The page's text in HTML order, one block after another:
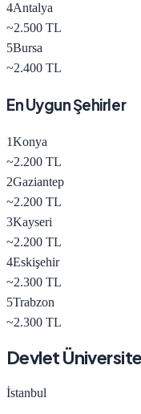
4Antalya
~2.500 TL
5Bursa
~2.400 TL
En Uygun Şehirler
1Konya
~2.200 TL
2Gaziantep
~2.200 TL
3Kayseri
~2.200 TL
4Eskişehir
~2.300 TL
5Trabzon
~2.300 TL
Devlet
İstanbul